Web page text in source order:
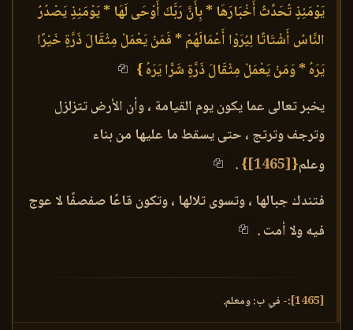
يَوْمَئِذٍ تُحَدِّثُ أَخْبَارَهَا * بِأَنَّ رَبَّكَ أَوْحَى لَهَا * يَوْمَئِذٍ يَصْدُرُ
النَّاسُ أَشْتَاتًا لِيُرَوْا أَعْمَالَهُمْ * فَمَنْ يَعْمَلْ مِثْقَالَ ذَرَّةٍ خَيْرًا
يَرَهُ * وَمَنْ يَعْمَلْ مِثْقَالَ ذَرَّةٍ شَرًّا يَرَهُ }
يخبر تعالى عما يكون يوم القيامة ، وأن الأرض تتزلزل
وترجف وترتج ، حتى يسقط ما عليها من بناء
وعلم{
[1465]
}
.
فتندك جبالها ، وتسوى تلالها ، وتكون قاعًا صفصفًا لا عوج
فيه ولا أمت .
[1465] :- في ب: ومعلم.